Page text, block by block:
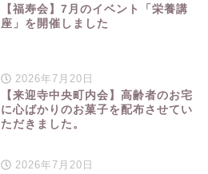
【福寿会】7月のイベント「栄養講
座」を開催しました
2026年7月20日
【来迎寺中央町内会】高齢者のお宅
に心ばかりのお菓子を配布させてい
ただきました。
2026年7月20日